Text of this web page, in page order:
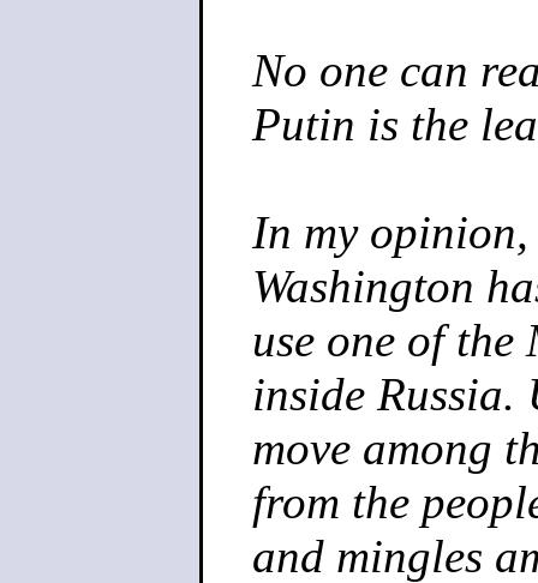
No one can
Putin is the
In my
Washington
use one of
inside Russia.
move among
from the
and mingles